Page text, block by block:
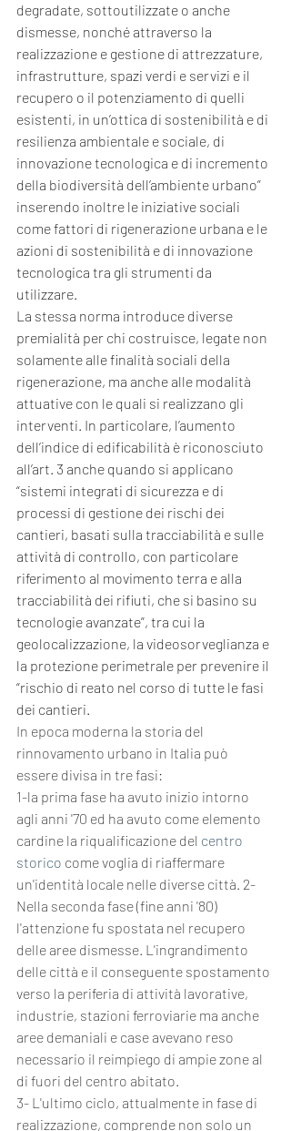
degradate, sottoutilizzate o anche
dismesse, nonché attraverso la
realizzazione e gestione di attrezzature,
infrastrutture, spazi verdi e servizi e il
recupero o il potenziamento di quelli
esistenti, in un’ottica di sostenibilità e di
resilienza ambientale e sociale, di
innovazione tecnologica e di incremento
della biodiversità dell’ambiente urbano”
inserendo inoltre le iniziative sociali
come fattori di rigenerazione urbana e le
azioni di sostenibilità e di innovazione
tecnologica tra gli strumenti da
utilizzare.
La stessa norma introduce diverse
premialità per chi costruisce, legate non
solamente alle finalità sociali della
rigenerazione, ma anche alle modalità
attuative con le quali si realizzano gli
interventi. In particolare, l’aumento
dell’indice di edificabilità è riconosciuto
all’art. 3 anche quando si applicano
“sistemi integrati di sicurezza e di
processi di gestione dei rischi dei
cantieri, basati sulla tracciabilità e sulle
attività di controllo, con particolare
riferimento al movimento terra e alla
tracciabilità dei rifiuti, che si basino su
tecnologie avanzate”, tra cui la
geolocalizzazione, la videosorveglianza e
la protezione perimetrale per prevenire il
“rischio di reato nel corso di tutte le fasi
dei cantieri.
In epoca moderna la storia del
rinnovamento urbano in Italia può
essere divisa in tre fasi:
1-la prima fase ha avuto inizio intorno
agli anni '70 ed ha avuto come elemento
cardine la riqualificazione del centro
storico come voglia di riaffermare
un'identità locale nelle diverse città. 2-
Nella seconda fase (fine anni '80)
l'attenzione fu spostata nel recupero
delle aree dismesse. L'ingrandimento
delle città e il conseguente spostamento
verso la periferia di attività lavorative,
industrie, stazioni ferroviarie ma anche
aree demaniali e case avevano reso
necessario il reimpiego di ampie zone al
di fuori del centro abitato.
3- L'ultimo ciclo, attualmente in fase di
realizzazione, comprende non solo un